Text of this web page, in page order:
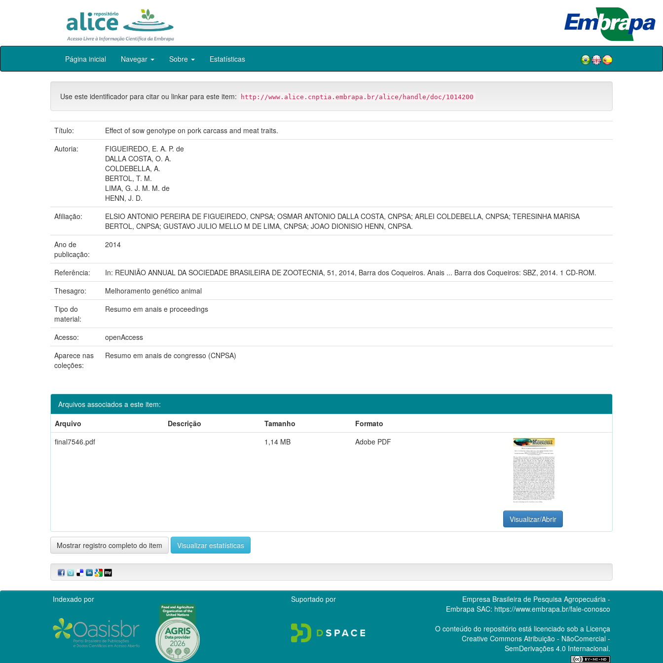
Skip
Página inicial Navegar Sobre Estatísticas
Use este identificador para citar ou linkar para este item: http://www.alice.cnptia.embrapa.br/alice/handle/doc/1014200
Título:
Effect of sow genotype on pork carcass and meat traits.
Autoria:
FIGUEIREDO, E. A. P. de
DALLA COSTA, O. A.
COLDEBELLA, A.
BERTOL, T. M.
LIMA, G. J. M. M. de
HENN, J. D.
Afiliação:
ELSIO ANTONIO PEREIRA DE FIGUEIREDO, CNPSA; OSMAR ANTONIO DALLA COSTA, CNPSA; ARLEI COLDEBELLA, CNPSA; TERESINHA MARISA
BERTOL, CNPSA; GUSTAVO JULIO MELLO M DE LIMA, CNPSA; JOAO DIONISIO HENN, CNPSA.
Ano de
publicação:
2014
Referência:
In: REUNIÃO ANNUAL DA SOCIEDADE BRASILEIRA DE ZOOTECNIA, 51, 2014, Barra dos Coqueiros. Anais ... Barra dos Coqueiros: SBZ, 2014. 1 CD-ROM.
Thesagro:
Melhoramento genético animal
Tipo do
material:
Resumo em anais e proceedings
Acesso:
openAccess
Aparece nas
coleções:
Resumo em anais de congresso (CNPSA)
Arquivos associados a este item:
Arquivo
Descrição Tamanho
Formato
final7546.pdf
1,14 MB Adobe PDF
Visualizar/Abrir
Mostrar registro completo do item Visualizar estatísticas
Indexado por Suportado por
Empresa Brasileira de Pesquisa Agropecuária -
Embrapa SAC: https://www.embrapa.br/fale-conosco
O conteúdo do repositório está licenciado sob a Licença
Creative CommonsAtribuição - NãoComercial -
SemDerivações 4.0 Internacional.